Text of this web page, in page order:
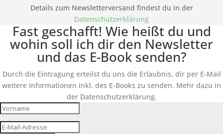
Details zum Newsletterversand findest du in der
Datenschutzerklärung
Fast geschafft! Wie heißt du und
wohin soll ich dir den Newsletter
und das E-Book senden?
Durch die Eintragung erteilst du uns die Erlaubnis, dir per E-Mail
weitere Informationen inkl. des E-Books zu senden. Mehr dazu in
der Datenschutzerklärung.